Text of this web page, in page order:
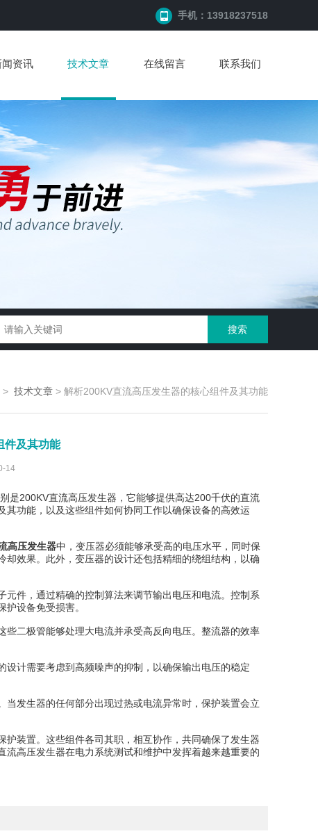
手机：13918237518
闻资讯 技术文章 在线留言 联系我们
> 技术文章 > 解析200KV直流高压发生器的核心组件及其功能
件及其功能
14
200KV直流高压发生器，它能够提供高达200千伏的直流
功能，以及这些组件如何协同工作以确保设备的高效运
高压发生器中，变压器必须能够承受高的电压水平，同时保
效果。此外，变压器的设计还包括精细的绕组结构，以确
件，通过精确的控制算法来调节输出电压和电流。控制系
设备免受损害。
二极管能够处理大电流并承受高反向电压。整流器的效率
计需要考虑到高频噪声的抑制，以确保输出电压的稳定
发生器的任何部分出现过热或电流异常时，保护装置会立
装置。这些组件各司其职，相互协作，共同确保了发生器
高压发生器在电力系统测试和维护中发挥着越来越重要的